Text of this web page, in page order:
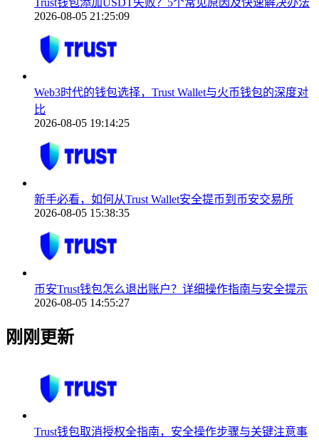
2026-08-05 21:25:09
Web3时代的钱包选择，Trust Wallet与火币钱包的深度对
比
2026-08-05 19:14:25
新手必看，如何从Trust Wallet安全提币到币安交易所
2026-08-05 15:38:35
币安Trust钱包怎么退出账户？详细操作指南与安全提示
2026-08-05 14:55:27
刚刚更新
Trust钱包取消授权全指南，安全操作步骤与关键注意事